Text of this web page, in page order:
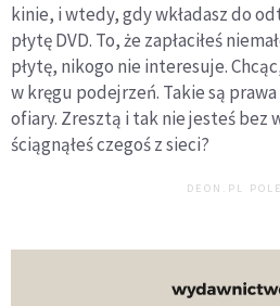
kinie, i wtedy, gdy wkładasz do
płytę DVD. To, że zapłaciłeś
płytę, nikogo nie interesuje.
w kręgu podejrzeń. Takie są prawa
ofiary. Zresztą i tak nie jesteś bez
ściągnąłeś czegoś z sieci?
DEON.PL